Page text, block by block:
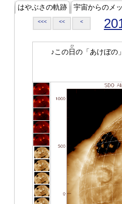
はやぶさの軌跡 宇宙からのメ
<<< << <
♪この日
ひ
の「あけぼの」